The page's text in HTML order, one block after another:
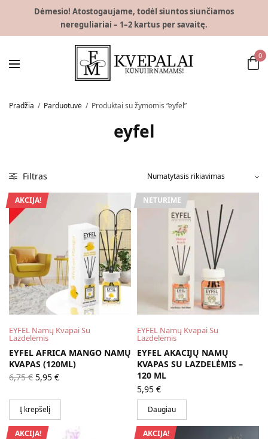
Dėmesio! Atostogaujame, todėl siuntos siunčiamos
nereguliariai – 1–2 kartus per savaitę.
0
Pradžia / Parduotuvė / Produktai su žymomis “eyfel”
eyfel
Filtras
AKCIJA!
EYFEL Namų Kvapai Su
Lazdelėmis
EYFEL AFRICA MANGO NAMŲ
KVAPAS (120ML)
6,75€ Original
price
6,75 €.
5,95 €Current
Į krepšelį
NETURIME
EYFEL Namų Kvapai Su
Lazdelėmis
EYFEL AKACIJŲ NAMŲ
KVAPAS SU LAZDELĖMIS –
120 ML
5,95 €
Daugiau
AKCIJA! AKCIJA!